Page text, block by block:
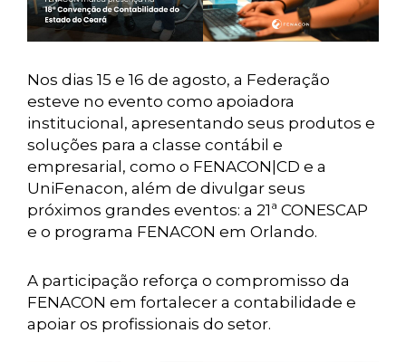
Nos dias 15 e 16 de agosto, a Federação
esteve no evento como apoiadora
institucional, apresentando seus produtos e
soluções para a classe contábil e
empresarial, como o FENACON|CD e a
UniFenacon, além de divulgar seus
próximos grandes eventos: a 21ª CONESCAP
e o programa FENACON em Orlando.
A participação reforça o compromisso da
FENACON em fortalecer a contabilidade e
apoiar os profissionais do setor.